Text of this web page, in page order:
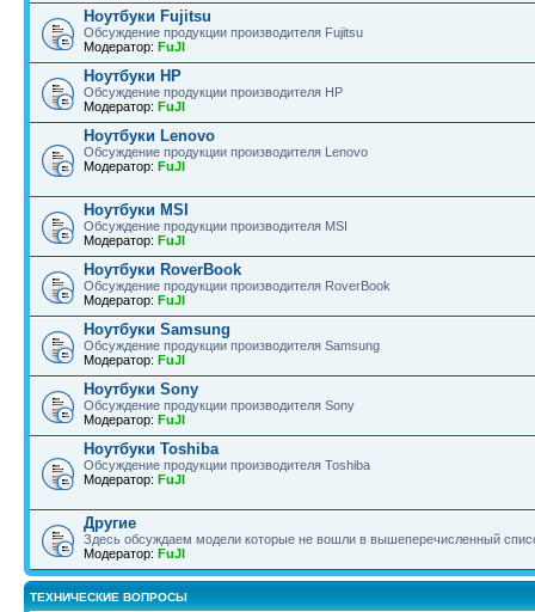
Ноутбуки Fujitsu
Обсуждение продукции производителя Fujitsu
Модератор: FuJI
Ноутбуки HP
Обсуждение продукции производителя HP
Модератор: FuJI
Ноутбуки Lenovo
Обсуждение продукции производителя Lenovo
Модератор: FuJI
Ноутбуки MSI
Обсуждение продукции производителя MSI
Модератор: FuJI
Ноутбуки RoverBook
Обсуждение продукции производителя RoverBook
Модератор: FuJI
Ноутбуки Samsung
Обсуждение продукции производителя Samsung
Модератор: FuJI
Ноутбуки Sony
Обсуждение продукции производителя Sony
Модератор: FuJI
Ноутбуки Toshiba
Обсуждение продукции производителя Toshiba
Модератор: FuJI
Другие
Здесь обсуждаем модели которые не вошли в вышеперечисленный
Модератор: FuJI
ТЕХНИЧЕСКИЕ ВОПРОСЫ